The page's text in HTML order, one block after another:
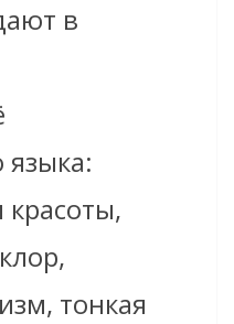
в
языка:
тонкая